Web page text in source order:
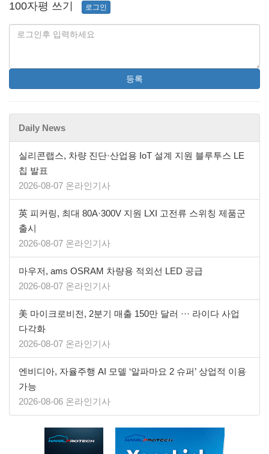
100자평 쓰기 로그인
등록
Daily News
실리콘랩스, 차량 진단·산업용 IoT 설계 지원 블루투스 LE
칩 발표
2026-08-07 온라인기사
英 피커링, 최대 80A·300V 지원 LXI 고전류 스위칭 제품군
출시
2026-08-07 온라인기사
마우저, ams OSRAM 차량용 적외선 LED 공급
2026-08-07 온라인기사
美 마이크로비전, 2분기 매출 150만 달러 ··· 라이다 사업
다각화
2026-08-07 온라인기사
엔비디아, 자율주행 AI 모델 ‘알파마요 2 슈퍼’ 상업적 이용
가능
2026-08-06 온라인기사